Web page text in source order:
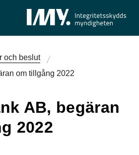
och beslut
om tillgång 2022
AB, begäran
2022